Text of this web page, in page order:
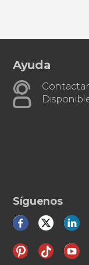
Ayuda
Síguenos